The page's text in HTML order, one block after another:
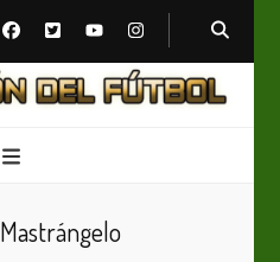
Mastrángelo